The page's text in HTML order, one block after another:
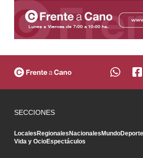
SECCIONES
LocalesRegionalesNacionalesMundo
Vida y OcioEspectáculos